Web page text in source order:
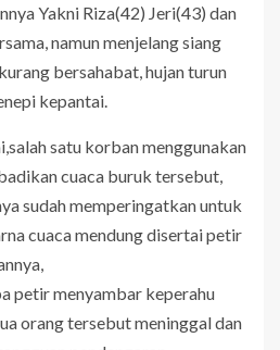
Yakni Riza(42) Jeri(43) dan
namun menjelang siang
bersahabat, hujan turun
kepantai.
satu korban menggunakan
cuaca buruk tersebut,
sudah memperingatkan untuk
cuaca mendung disertai petir
petir menyambar keperahu
orang tersebut meninggal dan